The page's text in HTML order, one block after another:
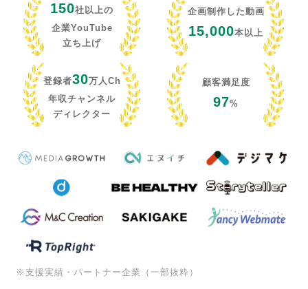
150社以上の
企業YouTube
立ち上げ
企画制作した動画
15,000本以上
登録者30万人Ch
年収チャンネル
ディレクター
顧客満足度
97%
※支援実績・パートナー企業（一部抜粋）